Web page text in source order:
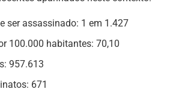
ser assassinado: 1 em 1.427
100.000 habitantes: 70,10
957.613
671